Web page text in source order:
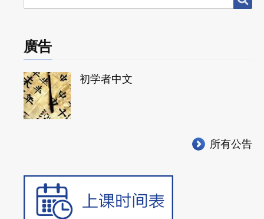
尋
廣告
初学者中文
所有公告